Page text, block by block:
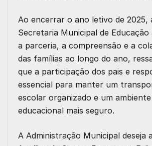
Ao encerrar o ano letivo de 2025,
Secretaria Municipal de Educação
a parceria, a compreensão e a
das famílias ao longo do ano,
que a participação dos pais e
essencial para manter um
escolar organizado e um ambiente
educacional mais seguro.
A Administração Municipal deseja